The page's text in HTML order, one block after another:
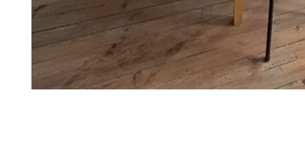
sur ce bien